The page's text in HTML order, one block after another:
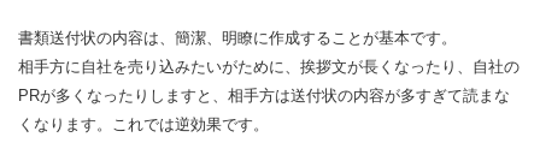
書類送付状の内容は、簡潔、明瞭に作成することが基本です。
相手方に自社を売り込みたいがために、挨拶文が長くなったり、自社の
PRが多くなったりしますと、相手方は送付状の内容が多すぎて読まな
くなります。これでは逆効果です。